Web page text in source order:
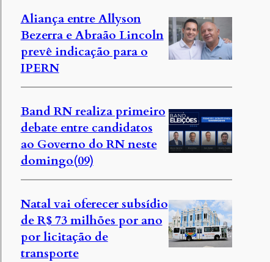
Aliança entre Allyson
Bezerra e Abraão Lincoln
prevê indicação para o
IPERN
Band RN realiza primeiro
debate entre candidatos
ao Governo do RN neste
domingo(09)
Natal vai oferecer subsídio
de R$ 73 milhões por ano
por licitação de
transporte